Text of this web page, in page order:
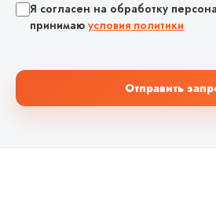
Я согласен на обработку
принимаю условия политики
Отправить